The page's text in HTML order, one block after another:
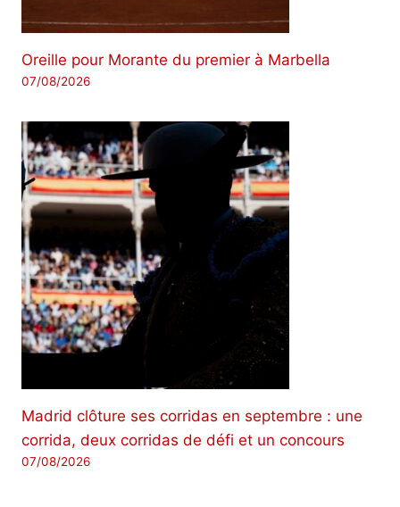
Oreille pour Morante du premier à Marbella
07/08/2026
Madrid clôture ses corridas en septembre : une
corrida, deux corridas de défi et un concours
07/08/2026